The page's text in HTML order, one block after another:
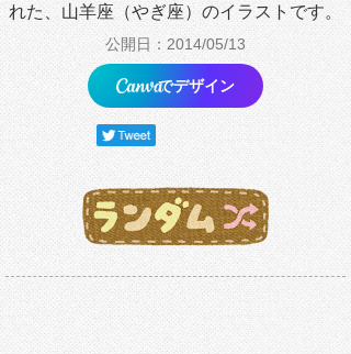
れた、山羊座（やぎ座）のイラストです。
公開日：2014/05/13
でデザイン